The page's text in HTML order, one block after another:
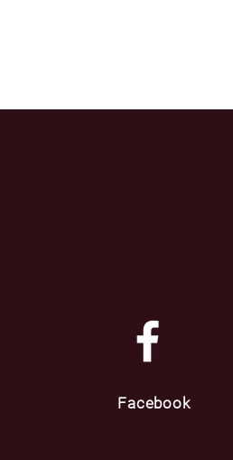
Facebook